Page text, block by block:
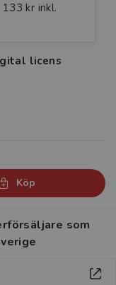
133 kr inkl.
licens
Köp
som